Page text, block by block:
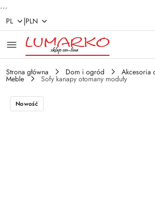
...
Przejdź do treści głównej
Przejdź do wyszukiwarki
Przejdź do moje konto
Przejdź do menu głównego
Przejdź do opisu produktu
Przejdź do stopki
PL |PLN
Strona główna Dom i ogród Akcesoria
Meble Sofy kanapy otomany moduły
Nowość